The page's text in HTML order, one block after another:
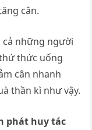
cân.
cả những người
thức uống
cân nhanh
thần kì như vậy.
phát huy tác